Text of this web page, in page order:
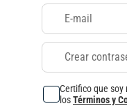
E-mail
Crear
Certifico que soy
losTérminos y